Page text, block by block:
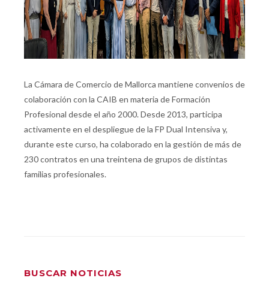
La Cámara de Comercio de Mallorca mantiene convenios de
colaboración con la CAIB en materia de Formación
Profesional desde el año 2000. Desde 2013, participa
activamente en el despliegue de la FP Dual Intensiva y,
durante este curso, ha colaborado en la gestión de más de
230 contratos en una treintena de grupos de distintas
familias profesionales.
BUSCAR NOTICIAS